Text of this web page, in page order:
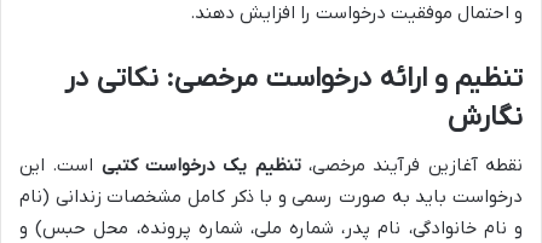
و احتمال موفقیت درخواست را افزایش دهند.
تنظیم و ارائه درخواست مرخصی: نکاتی در
نگارش
نقطه آغازین فرآیند مرخصی،تنظیم یک درخواست کتبی است. این
درخواست باید به صورت رسمی و با ذکر کامل مشخصات زندانی (نام
و نام خانوادگی، نام پدر، شماره ملی، شماره پرونده، محل حبس) و